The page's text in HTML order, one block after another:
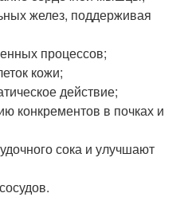
желез, поддерживая
процессов;
кожи;
действие;
конкрементов в почках и
сока и улучшают